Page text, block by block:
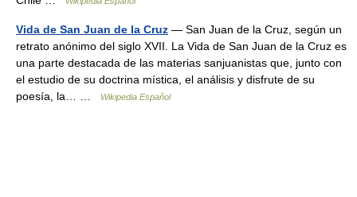
Vida de San Juan de la Cruz — San Juan de la Cruz, según un
retrato anónimo del siglo XVII. La Vida de San Juan de la Cruz es
una parte destacada de las materias sanjuanistas que, junto con
el estudio de su doctrina mística, el análisis y disfrute de su
poesía, la… …
Wikipedia Español